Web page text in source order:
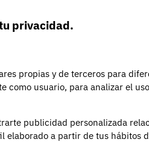
privacidad.
propias y de terceros para
como usuario, para analizar el
publicidad personalizada
elaborado a partir de tus hábitos